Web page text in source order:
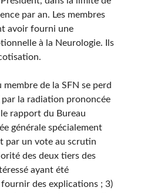
par an. Les membres
avoir fourni une
à la Neurologie. Ils
de la SFN se perd
par la radiation prononcée
rapport du Bureau
générale spécialement
par un vote au scrutin
des deux tiers des
ayant été
des explications ; 3)